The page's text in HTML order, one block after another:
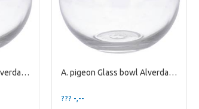
A. pigeon Glass bowl Alverda1 clear A. pigeon Glass bowl Alverda1 clear
??? -,--